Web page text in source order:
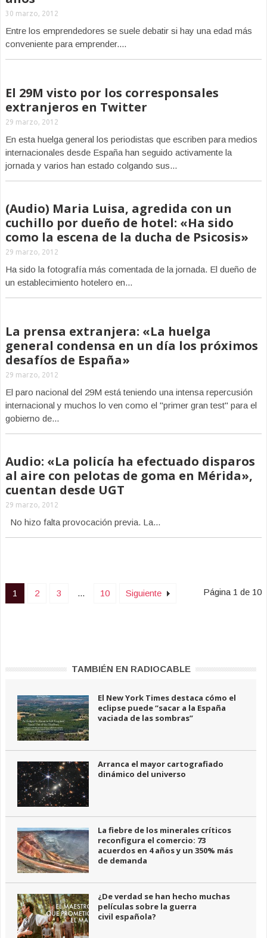
30 marzo, 2012
Entre los emprendedores se suele debatir si hay una edad más
conveniente para emprender....
El 29M visto por los corresponsales
extranjeros en Twitter
29 marzo, 2012
En esta huelga general los periodistas que escriben para medios
internacionales desde España han seguido activamente la
jornada y varios han estado colgando sus...
(Audio) Maria Luisa, agredida con un
cuchillo por dueño de hotel: «Ha sido
como la escena de la ducha de Psicosis»
29 marzo, 2012
Ha sido la fotografía más comentada de la jornada. El dueño de
un establecimiento hotelero en...
La prensa extranjera: «La huelga
general condensa en un día los próximos
desafíos de España»
29 marzo, 2012
El paro nacional del 29M está teniendo una intensa repercusión
internacional y muchos lo ven como el "primer gran test" para el
gobierno de...
Audio: «La policía ha efectuado disparos
al aire con pelotas de goma en Mérida»,
cuentan desde UGT
29 marzo, 2012
No hizo falta provocación previa. La...
1 2 3 ... 10 Siguiente Página 1 de 10
TAMBIÉN EN RADIOCABLE
El New York Times destaca cómo el
eclipse puede “sacar a la España
vaciada de las sombras”
Arranca el mayor cartografiado
dinámico del universo
La fiebre de los minerales críticos
reconfigura el comercio: 73
acuerdos en 4 años y un 350% más
de demanda
¿De verdad se han hecho muchas
películas sobre la guerra
civil española?